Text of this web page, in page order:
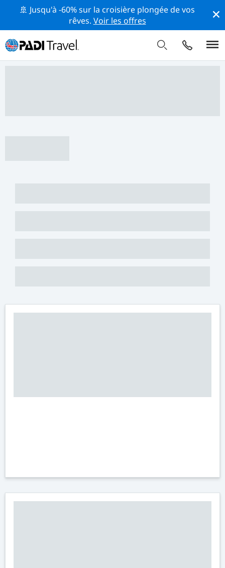
🚢 Jusqu'à -60% sur la croisière plongée de vos
rêves. Voir les offres